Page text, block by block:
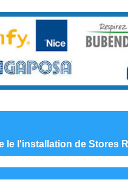
le l'installation de Stores